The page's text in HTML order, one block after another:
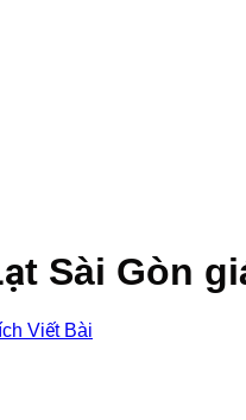
Sài Gòn
Viết Bài